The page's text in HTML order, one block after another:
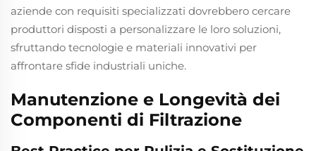
aziende con requisiti specializzati dovrebbero cercare
produttori disposti a personalizzare le loro soluzioni,
sfruttando tecnologie e materiali innovativi per
affrontare sfide industriali uniche.
Manutenzione e Longevità dei
Componenti di Filtrazione